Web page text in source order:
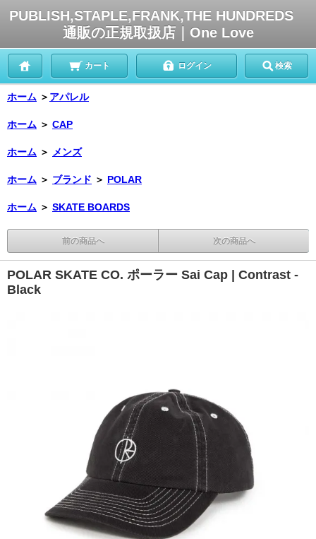
PUBLISH,STAPLE,FRANK,THE HUNDREDS
通販の正規取扱店｜One Love
カート ログイン 検索
ホーム ＞ アパレル
ホーム ＞ CAP
ホーム ＞ メンズ
ホーム ＞ ブランド ＞ POLAR
ホーム ＞ SKATE BOARDS
前の商品へ 次の商品へ
POLAR SKATE CO. ポーラー Sai Cap | Contrast -
Black